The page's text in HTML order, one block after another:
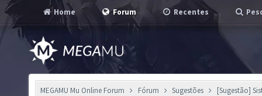
Home Forum Recentes
MEGAMU Mu Online Forum Fórum Sugestões [Sugestão]